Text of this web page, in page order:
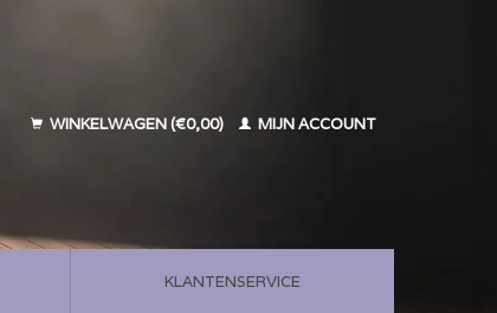
WINKELWAGEN (€0,00) MIJN ACCOUNT
KLANTENSERVICE